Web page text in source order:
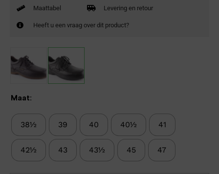
Maattabel Levering en retour
Heeft u een vraag over dit product?
Maat:
38½ 39 40 40½ 41
42½ 43 43½ 45 47